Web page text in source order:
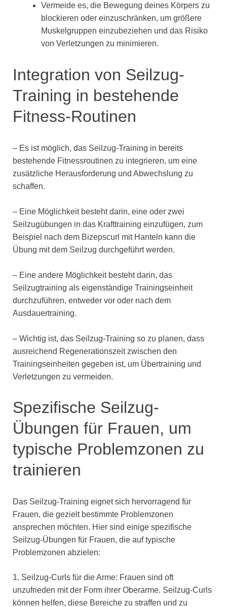
Vermeide es, die Bewegung deines Körpers zu
blockieren oder einzuschränken, um größere
Muskelgruppen einzubeziehen und das Risiko
von Verletzungen zu minimieren.
Integration von Seilzug-
Training in bestehende
Fitness-Routinen
– Es ist möglich, das Seilzug-Training in bereits
bestehende Fitnessroutinen zu integrieren, um eine
zusätzliche Herausforderung und Abwechslung zu
schaffen.
– Eine Möglichkeit besteht darin, eine oder zwei
Seilzugübungen in das Krafttraining einzufügen, zum
Beispiel nach dem Bizepscurl mit Hanteln kann die
Übung mit dem Seilzug durchgeführt werden.
– Eine andere Möglichkeit besteht darin, das
Seilzugtraining als eigenständige Trainingseinheit
durchzuführen, entweder vor oder nach dem
Ausdauertraining.
– Wichtig ist, das Seilzug-Training so zu planen, dass
ausreichend Regenerationszeit zwischen den
Trainingseinheiten gegeben ist, um Übertraining und
Verletzungen zu vermeiden.
Spezifische Seilzug-
Übungen für Frauen, um
typische Problemzonen zu
trainieren
Das Seilzug-Training eignet sich hervorragend für
Frauen, die gezielt bestimmte Problemzonen
ansprechen möchten. Hier sind einige spezifische
Seilzug-Übungen für Frauen, die auf typische
Problemzonen abzielen:
1. Seilzug-Curls für die Arme: Frauen sind oft
unzufrieden mit der Form ihrer Oberarme. Seilzug-Curls
können helfen, diese Bereiche zu straffen und zu